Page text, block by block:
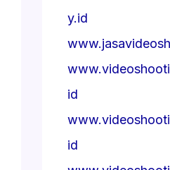
y.id
id
id